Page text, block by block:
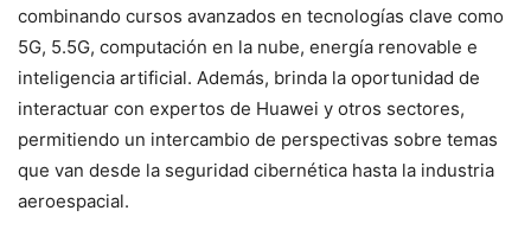
combinando cursos avanzados en tecnologías clave como
5G, 5.5G, computación en la nube, energía renovable e
inteligencia artificial. Además, brinda la oportunidad de
interactuar con expertos de Huawei y otros sectores,
permitiendo un intercambio de perspectivas sobre temas
que van desde la seguridad cibernética hasta la industria
aeroespacial. ​